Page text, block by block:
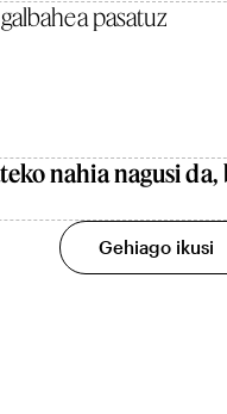
pasatuz
nahia nagusi
Gehiago ikusi